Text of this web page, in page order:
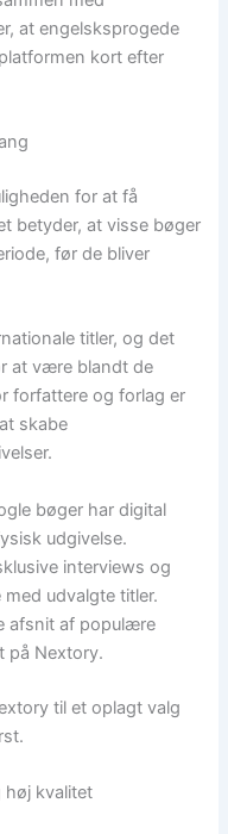
at engelsksprogede
kort efter
for at få
betyder, at visse bøger
før de bliver
titler, og det
at være blandt de
forfattere og forlag er
skabe
bøger har digital
udgivelse.
interviews og
udvalgte titler.
afsnit af populære
på Nextory.
til et oplagt valg
høj kvalitet